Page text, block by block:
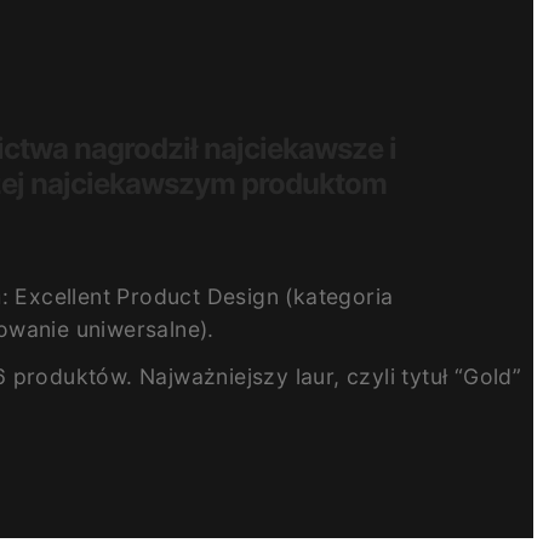
nagrodził najciekawsze i
najciekawszym produktom
Product Design (kategoria
uniwersalne).
Najważniejszy laur, czyli tytuł “Gold”